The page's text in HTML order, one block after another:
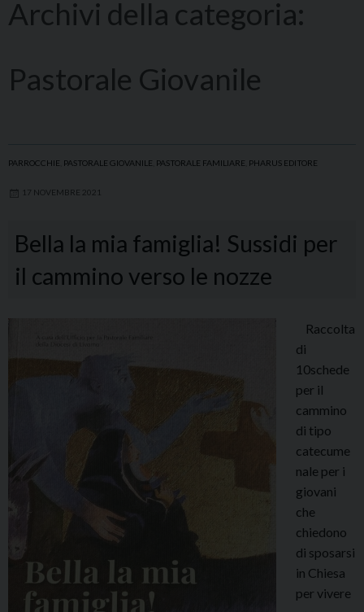
Archivi della categoria:
Pastorale Giovanile
PARROCCHIE PASTORALE GIOVANILE PASTORALE FAMILIARE PHARUS EDITORE
17 NOVEMBRE 2021
Bella la mia famiglia! Sussidi per
il cammino verso le nozze
Raccolta
di
10schede
per il
cammino
di tipo
catecume
nale per i
giovani
che
chiedono
di sposarsi
in Chiesa
per vivere